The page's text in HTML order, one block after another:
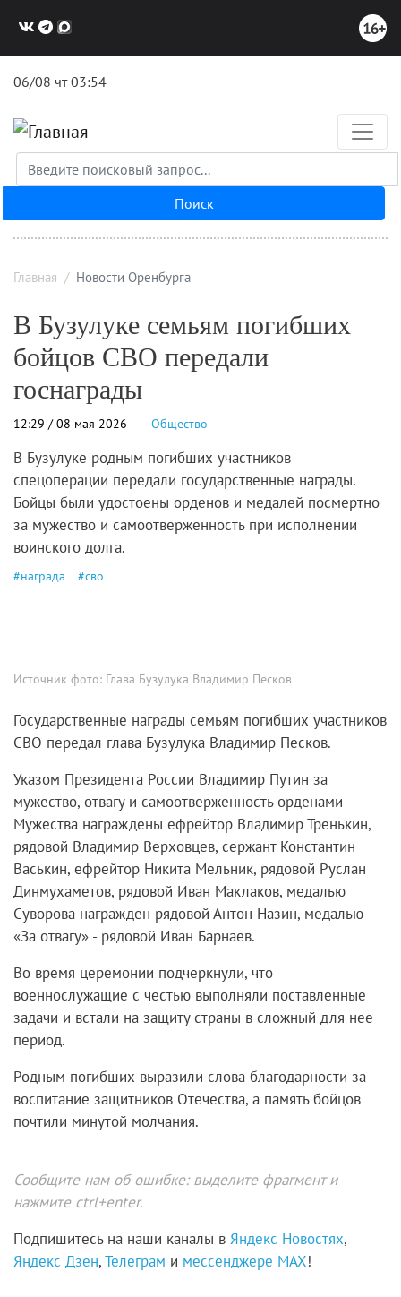
основному
06/08 чт 03:54
Поиск
Главная Новости Оренбурга
В Бузулуке семьям погибших
бойцов СВО передали
госнаграды
12:29 / 08 мая 2026 Общество
В Бузулуке родным погибших участников
спецоперации передали государственные награды.
Бойцы были удостоены орденов и медалей посмертно
за мужество и самоотверженность при исполнении
воинского долга.
#награда #сво
Источник фото: Глава Бузулука Владимир Песков
Государственные награды семьям погибших участников
СВО передал глава Бузулука Владимир Песков.
Указом Президента России Владимир Путин за
мужество, отвагу и самоотверженность орденами
Мужества награждены ефрейтор Владимир Тренькин,
рядовой Владимир Верховцев, сержант Константин
Васькин, ефрейтор Никита Мельник, рядовой Руслан
Динмухаметов, рядовой Иван Маклаков, медалью
Суворова награжден рядовой Антон Назин, медалью
«За отвагу» - рядовой Иван Барнаев.
Во время церемонии подчеркнули, что
военнослужащие с честью выполняли поставленные
задачи и встали на защиту страны в сложный для нее
период.
Родным погибших выразили слова благодарности за
воспитание защитников Отечества, а память бойцов
почтили минутой молчания.
Сообщите нам об ошибке: выделите фрагмент и
нажмите ctrl+enter.
Подпишитесь на наши каналы в Яндекс Новостях,
Яндекс Дзен,Телеграм и мессенджере MAX!